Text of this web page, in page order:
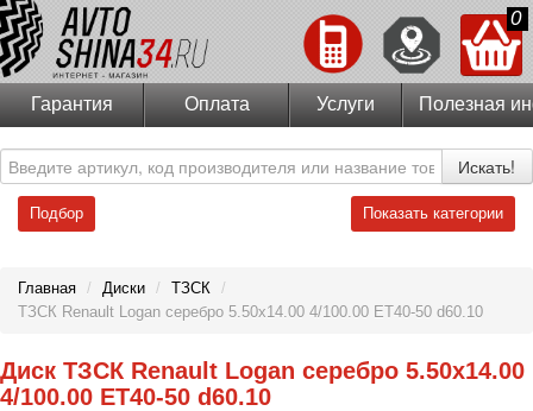
0
Гарантия Оплата Услуги Полезная
Искать!
Подбор Показать категории
Главная / Диски / ТЗСК /
ТЗСК Renault Logan серебро 5.50x14.00 4/100.00 ET40-50 d60.10
Диск ТЗСК Renault Logan серебро 5.50x14.00
4/100.00 ET40-50 d60.10